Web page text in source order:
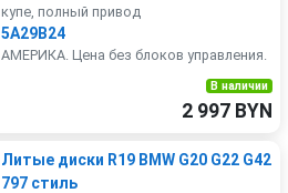
купе, полный привод
5A29B24
АМЕРИКА. Цена без блоков управления.
В наличии
2 997 BYN
Литые диски R19 BMW G20 G22 G42
797 стиль